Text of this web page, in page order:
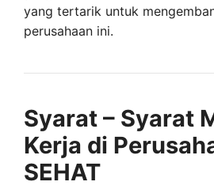
yang tertarik untuk
perusahaan ini.
Syarat – Syarat
Kerja di
SEHAT